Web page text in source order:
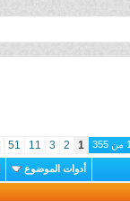
1
2
3
11
51
أدوات الموضوع